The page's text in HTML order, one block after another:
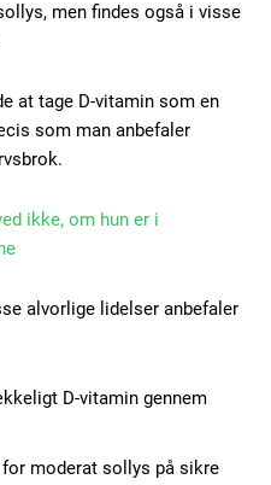
Plans
men findes også i visse
at tage D-vitamin som en
som man anbefaler
ikke, om hun er i
alvorlige lidelser anbefaler
D-vitamin gennem
moderat sollys på sikre